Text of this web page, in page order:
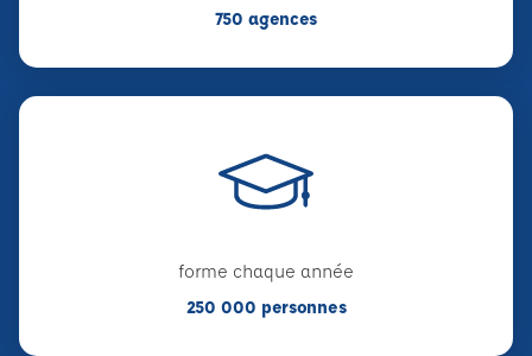
750 agences
forme chaque année
250 000 personnes